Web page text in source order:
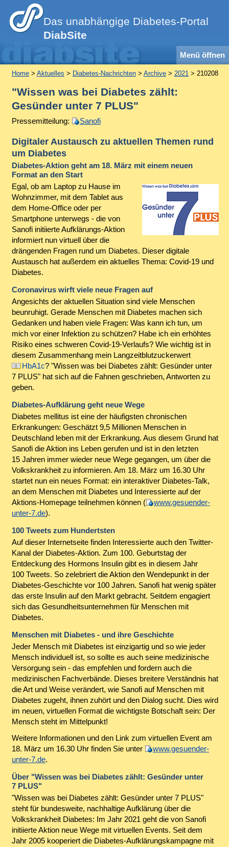
Das unabhängige Diabetes-Portal
DiabSite
Menü öffnen
Home> Aktuelles > Diabetes-Nachrichten> Archive> 2021 > 210208
"Wissen was bei Diabetes zählt:
Gesünder unter 7 PLUS"
Pressemitteilung: Sanofi
Digitaler Austausch zu aktuellen Themen rund
um Diabetes
Diabetes-Aktion geht am 18. März mit einem neuen
Format an den Start
Egal, ob am Laptop zu Hause im
Wohnzimmer, mit dem Tablet aus
dem Home-Office oder per
Smartphone unterwegs - die von
Sanofi initiierte Aufklärungs-Aktion
informiert nun virtuell über die
drängenden Fragen rund um Diabetes. Dieser digitale
Austausch hat außerdem ein aktuelles Thema: Covid-19 und
Diabetes.
Coronavirus wirft viele neue Fragen auf
Angesichts der aktuellen Situation sind viele Menschen
beunruhigt. Gerade Menschen mit Diabetes machen sich
Gedanken und haben viele Fragen: Was kann ich tun, um
mich vor einer Infektion zu schützen? Habe ich ein erhöhtes
Risiko eines schweren Covid-19-Verlaufs? Wie wichtig ist in
diesem Zusammenhang mein Langzeitblutzuckerwert
HbA1c? "Wissen was bei Diabetes zählt: Gesünder unter
7 PLUS" hat sich auf die Fahnen geschrieben, Antworten zu
geben.
Diabetes-Aufklärung geht neue Wege
Diabetes mellitus ist eine der häufigsten chronischen
Erkrankungen: Geschätzt 9,5 Millionen Menschen in
Deutschland leben mit der Erkrankung. Aus diesem Grund hat
Sanofi die Aktion ins Leben gerufen und ist in den letzten
15 Jahren immer wieder neue Wege gegangen, um über die
Volkskrankheit zu informieren. Am 18. März um 16.30 Uhr
startet nun ein neues Format: ein interaktiver Diabetes-Talk,
an dem Menschen mit Diabetes und Interessierte auf der
Aktions-Homepage teilnehmen können (
www.gesuender-
unter-7.de).
100 Tweets zum Hundertsten
Auf dieser Internetseite finden Interessierte auch den Twitter-
Kanal der Diabetes-Aktion. Zum 100. Geburtstag der
Entdeckung des Hormons Insulin gibt es in diesem Jahr
100 Tweets. So zelebriert die Aktion den Wendepunkt in der
Diabetes-Geschichte vor 100 Jahren. Sanofi hat wenig später
das erste Insulin auf den Markt gebracht. Seitdem engagiert
sich das Gesundheitsunternehmen für Menschen mit
Diabetes.
Menschen mit Diabetes - und ihre Geschichte
Jeder Mensch mit Diabetes ist einzigartig und so wie jeder
Mensch individuell ist, so sollte es auch seine medizinische
Versorgung sein - das empfehlen und fordern auch die
medizinischen Fachverbände. Dieses breitere Verständnis hat
die Art und Weise verändert, wie Sanofi auf Menschen mit
Diabetes zugeht, ihnen zuhört und den Dialog sucht. Dies wird
im neuen, virtuellen Format die wichtigste Botschaft sein: Der
Mensch steht im Mittelpunkt!
Weitere Informationen und den Link zum virtuellen Event am
18. März um 16.30 Uhr finden Sie unter
www.gesuender-
unter-7.de.
Über "Wissen was bei Diabetes zählt: Gesünder unter
7 PLUS"
"Wissen was bei Diabetes zählt: Gesünder unter 7 PLUS"
steht für bundesweite, nachhaltige Aufklärung über die
Volkskrankheit Diabetes: Im Jahr 2021 geht die von Sanofi
initiierte Aktion neue Wege mit virtuellen Events. Seit dem
Jahr 2005 kooperiert die Diabetes-Aufklärungskampagne mit